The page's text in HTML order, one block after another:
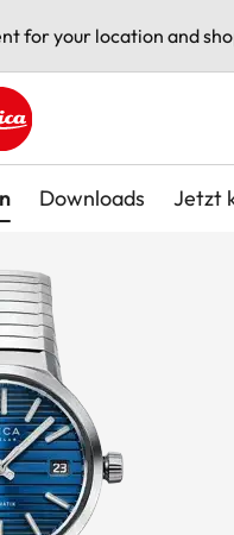
for your location and
logo - Home
Downloads Jetzt